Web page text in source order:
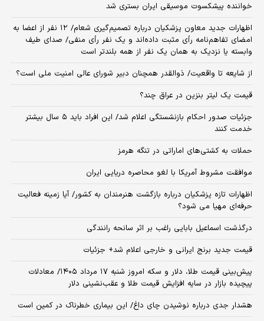
خواننده پیشکسوت موسیقی ایران بستری شد
اظهارات جدید معاون پزشکیان درباره تصمیم‌گیری شعام/ ۱۲ نفر از اعضا به
امضای تفاهم‌نامه رأی مثبت داده‌اند و یک نفر رأی منفی/ صدای طیف
وابسته یا نزدیک به همان یک نفر از همه بلندتر است
از شایعه تا واقعیت/ ذوالقدر همچنان دبیر شورای ‌عالی امنیت ملی است؟
قیمت یک لیتر بنزین در عراق چند؟
جزئیات صدور احکام بازنشستگی اعلام شد/ این افراد باید ۵ سال بیشتر
خدمت کنند
حملات به کشتی‌های اماراتی در تنگه هرمز
موافقت مشروط آمریکا با لغو محاصره دریایی ایران
اظهارات تازه پزشکیان درباره بازگشت هنرمندان به کشور/ آیا زمینه فعالیت
حرفه‌ای مهیا می شود؟
درگذشت اسماعیل بابایی راغب بر اثر سانحه رانندگی
قیمت جدید برنج ایرانی و خارجی اعلام شد+ جزئیات
پیش‌بینی قیمت طلا، دلار و سکه امروز شنبه ۱۷ مرداد ۱۴۰۵/ معادلات
پیچیده بازار در سایه افزایش قیمت طلا و عقب‌نشینی دلار
هشدار جدی درباره نوشیدن چای داغ/ این بیماری خطرناک در کمین است